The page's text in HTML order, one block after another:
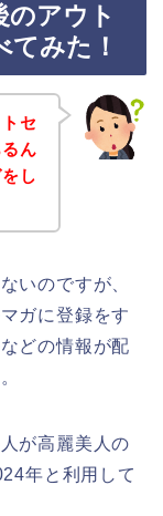
のアウト
みた！
セ
ん
し
いのですが、
ガに登録をす
どの情報が配
が高麗美人の
年と利用して